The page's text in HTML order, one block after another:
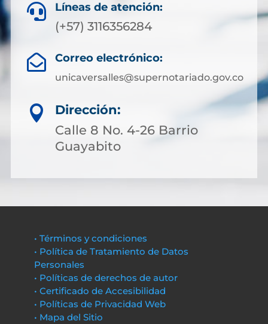
 Líneas de atención:
(+57) 3116356284
 Correo electrónico:
unicaversalles@supernotariado.gov.co

Dirección:
Calle 8 No. 4-26 Barrio
Guayabito
• Términos y condiciones
• Política de Tratamiento de Datos
Personales
• Políticas de derechos de autor
• Certificado de Accesibilidad
• Políticas de Privacidad Web
• Mapa del Sitio